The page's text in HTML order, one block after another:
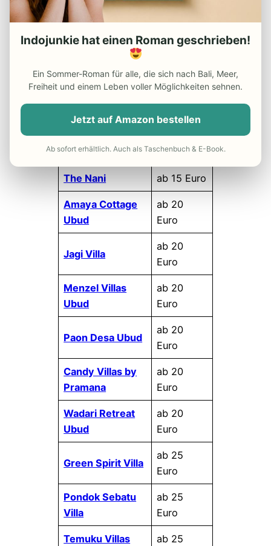
Suites
Adiwana Arya
Villas
ab 15 Euro
Ari Cottages ab 15 Euro
Kama Bisma ab 15 Euro
Nini Negari Villa ab 15 Euro
The Nani ab 15 Euro
Amaya Cottage
Ubud
ab 20
Euro
Jagi Villa
ab 20
Euro
Menzel Villas
Ubud
ab 20
Euro
Paon Desa Ubud
ab 20
Euro
Candy Villas by
Pramana
ab 20
Euro
Wadari Retreat
Ubud
ab 20
Euro
Green Spirit Villa
ab 25
Euro
Pondok Sebatu
Villa
ab 25
Euro
Temuku Villas
ab 25
Indojunkie hat einen Roman geschrieben!
Ein Sommer-Roman für alle, die sich nach Bali, Meer,
Freiheit und einem Leben voller Möglichkeiten sehnen.
Jetzt auf Amazon bestellen
Ab sofort erhältlich. Auch als Taschenbuch & E-Book.